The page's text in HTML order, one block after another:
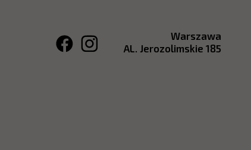
Warszawa
AL. Jerozolimskie 185